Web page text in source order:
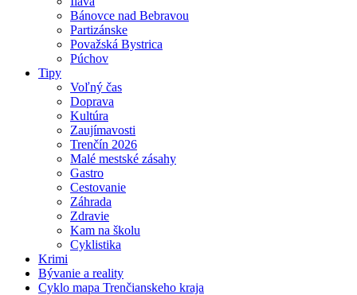
Bánovce nad Bebravou
Partizánske
Považská Bystrica
Púchov
Tipy
Voľný čas
Doprava
Kultúra
Zaujímavosti
Trenčín 2026
Malé mestské zásahy
Gastro
Cestovanie
Záhrada
Zdravie
Kam na školu
Cyklistika
Krimi
Bývanie a reality
Cyklo mapa Trenčianskeho kraja